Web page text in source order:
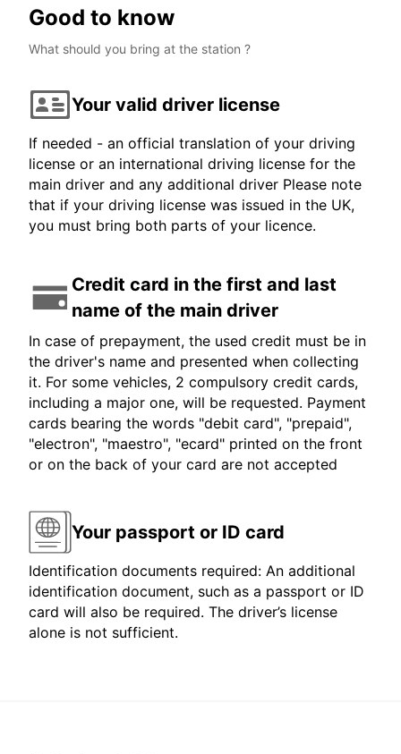
Good to know
What should you bring at the station ?
Your valid driver license
If needed - an official translation of your driving
license or an international driving license for the
main driver and any additional driver Please note
that if your driving license was issued in the UK,
you must bring both parts of your licence.
Credit card in the first and last
name of the main driver
In case of prepayment, the used credit must be in
the driver's name and presented when collecting
it. For some vehicles, 2 compulsory credit cards,
including a major one, will be requested. Payment
cards bearing the words "debit card", "prepaid",
"electron", "maestro", "ecard" printed on the front
or on the back of your card are not accepted
Your passport or ID card
Identification documents required: An additional
identification document, such as a passport or ID
card will also be required. The driver’s license
alone is not sufficient.